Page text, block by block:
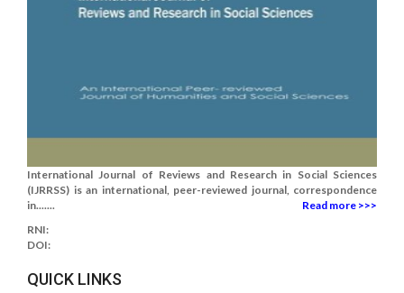
International Journal of Reviews and Research in Social Sciences
(IJRRSS) is an international, peer-reviewed journal, correspondence
in.......
Read more >>>
RNI:
DOI:
QUICK LINKS